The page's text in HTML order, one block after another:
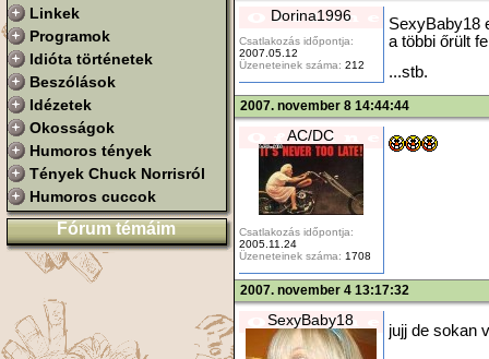
Linkek
Programok
Idióta történetek
Beszólások
Idézetek
Okosságok
Humoros tények
Tények Chuck Norrisról
Humoros cuccok
Fórum témáim
Dorina1996
Csatlakozás időpontja:
2007.05.12
Üzeneteinek száma: 212
SexyBaby18
a többi őrült
...stb.
2007. november 8 14:44:44
AC/DC
Csatlakozás időpontja:
2005.11.24
Üzeneteinek száma: 1708
2007. november 4 13:17:32
SexyBaby18
jujj de sokan